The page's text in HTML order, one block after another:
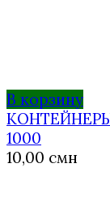
В корзину
КОНТЕЙНЕРЫ
1000
10,00 смн